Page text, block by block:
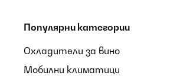
Популярни категории
Охладители за вино
Мобилни климатици